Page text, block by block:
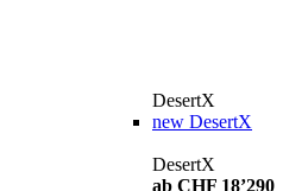
DesertX
new DesertX
DesertX
ab CHF 18’290